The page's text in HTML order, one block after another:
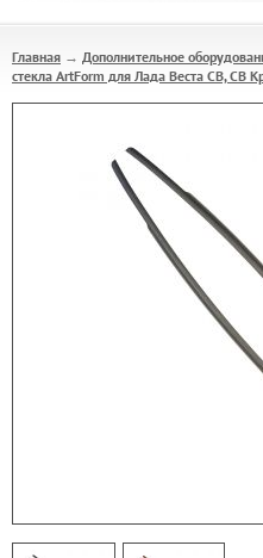
Главная → Дополнительное
стекла ArtForm для Лада Веста СВ, СВ